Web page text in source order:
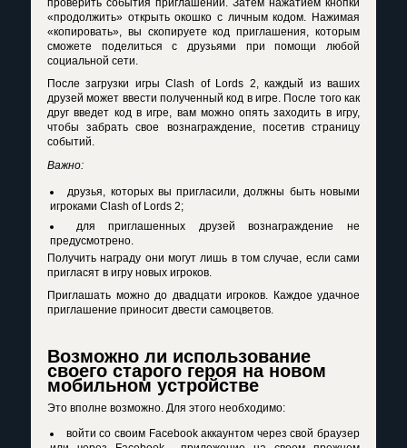
проверить события приглашений. Затем нажатием кнопки
«продолжить» открыть окошко с личным кодом. Нажимая
«копировать», вы скопируете код приглашения, которым
сможете поделиться с друзьями при помощи любой
социальной сети.
После загрузки игры Clash of Lords 2, каждый из ваших
друзей может ввести полученный код в игре. После того как
друг введет код в игре, вам можно опять заходить в игру,
чтобы забрать свое вознаграждение, посетив страницу
событий.
Важно:
друзья, которых вы пригласили, должны быть новыми
игроками Clash of Lords 2;
для приглашенных друзей вознаграждение не
предусмотрено.
Получить награду они могут лишь в том случае, если сами
пригласят в игру новых игроков.
Приглашать можно до двадцати игроков. Каждое удачное
приглашение приносит двести самоцветов.
Возможно ли использование
своего старого героя на новом
мобильном устройстве
Это вполне возможно. Для этого необходимо:
войти со своим Facebook аккаунтом через свой браузер